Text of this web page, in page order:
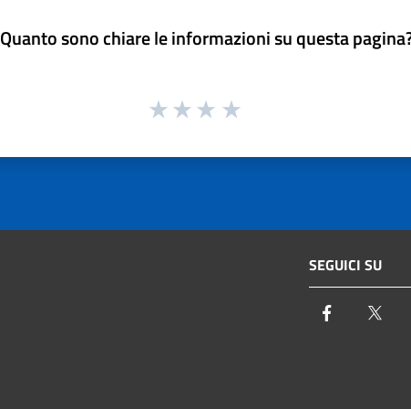
Quanto sono chiare le informazioni su questa
SEGUICI SU
Facebook